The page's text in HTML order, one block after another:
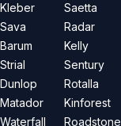
Kleber
Sava
Barum
Strial
Dunlop
Matador
Waterfall
Saetta
Radar
Kelly
Sentury
Rotalla
Kinforest
Roadstone